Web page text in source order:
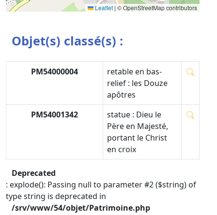
Leaflet | © OpenStreetMap contributors
Objet(s) classé(s) :
PM54000004
retable en bas-
relief : les Douze
apôtres
PM54001342
statue : Dieu le
Père en Majesté,
portant le Christ
en croix
Deprecated
: explode(): Passing null to parameter #2 ($string) of
type string is deprecated in
/srv/www/54/objet/Patrimoine.php